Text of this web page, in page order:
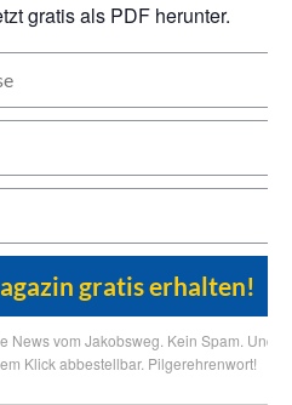
gratis als PDF herunter.
News vom Jakobsweg. Kein Spam. Und
Klick abbestellbar. Pilgerehrenwort!